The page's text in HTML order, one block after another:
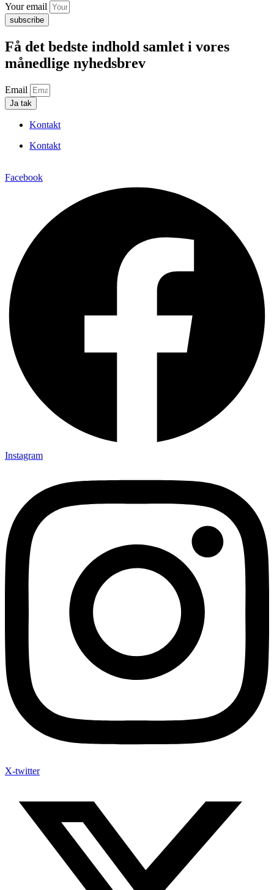
Your email
subscribe
Få det bedste indhold samlet i vores
månedlige nyhedsbrev
Email
Ja tak
Kontakt
Kontakt
Facebook
Instagram
X-twitter